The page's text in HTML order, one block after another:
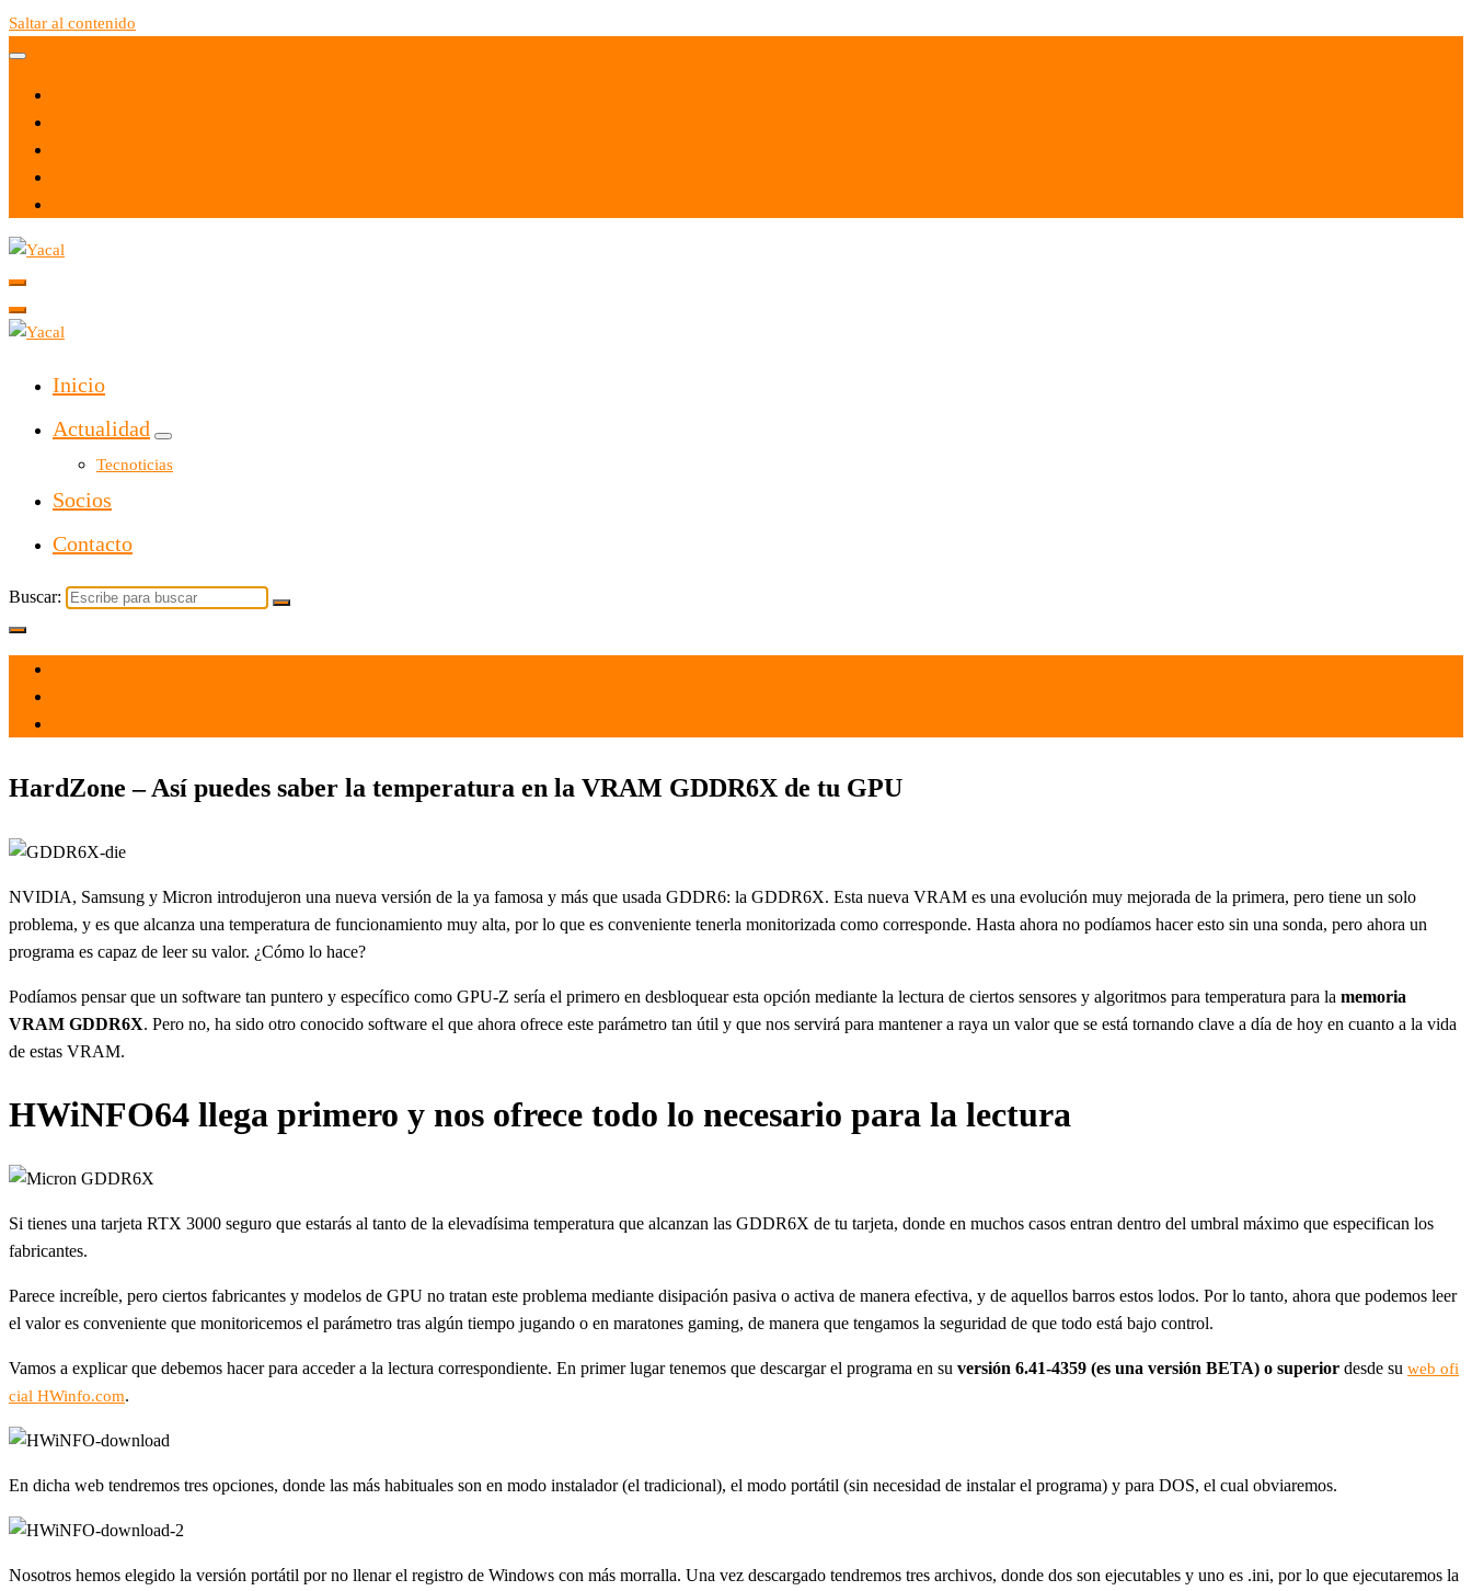
Saltar al contenido
Yacal micro hosting
Inicio
Actualidad
Tecnoticias
Socios
Contacto
Buscar:
HardZone – Así puedes saber la temperatura en la VRAM GDDR6X de tu GPU
NVIDIA, Samsung y Micron introdujeron una nueva versión de la ya famosa y más que usada GDDR6: la GDDR6X. Esta nueva VRAM es una evolución muy mejorada de la primera, pero tiene un solo
problema, y es que alcanza una temperatura de funcionamiento muy alta, por lo que es conveniente tenerla monitorizada como corresponde. Hasta ahora no podíamos hacer esto sin una sonda, pero ahora un
programa es capaz de leer su valor. ¿Cómo lo hace?
Podíamos pensar que un software tan puntero y específico como GPU-Z sería el primero en desbloquear esta opción mediante la lectura de ciertos sensores y algoritmos para temperatura para la memoria
VRAM GDDR6X. Pero no, ha sido otro conocido software el que ahora ofrece este parámetro tan útil y que nos servirá para mantener a raya un valor que se está tornando clave a día de hoy en cuanto a la vida
de estas VRAM.
HWiNFO64 llega primero y nos ofrece todo lo necesario para la lectura
Si tienes una tarjeta RTX 3000 seguro que estarás al tanto de la elevadísima temperatura que alcanzan las GDDR6X de tu tarjeta, donde en muchos casos entran dentro del umbral máximo que especifican los
fabricantes.
Parece increíble, pero ciertos fabricantes y modelos de GPU no tratan este problema mediante disipación pasiva o activa de manera efectiva, y de aquellos barros estos lodos. Por lo tanto, ahora que podemos leer
el valor es conveniente que monitoricemos el parámetro tras algún tiempo jugando o en maratones gaming, de manera que tengamos la seguridad de que todo está bajo control.
Vamos a explicar que debemos hacer para acceder a la lectura correspondiente. En primer lugar tenemos que descargar el programa en su versión 6.41-4359 (es una versión BETA) o superior desde su web ofi
cial HWinfo.com.
En dicha web tendremos tres opciones, donde las más habituales son en modo instalador (el tradicional), el modo portátil (sin necesidad de instalar el programa) y para DOS, el cual obviaremos.
Nosotros hemos elegido la versión portátil por no llenar el registro de Windows con más morralla. Una vez descargado tendremos tres archivos, donde dos son ejecutables y uno es .ini, por lo que ejecutaremos la